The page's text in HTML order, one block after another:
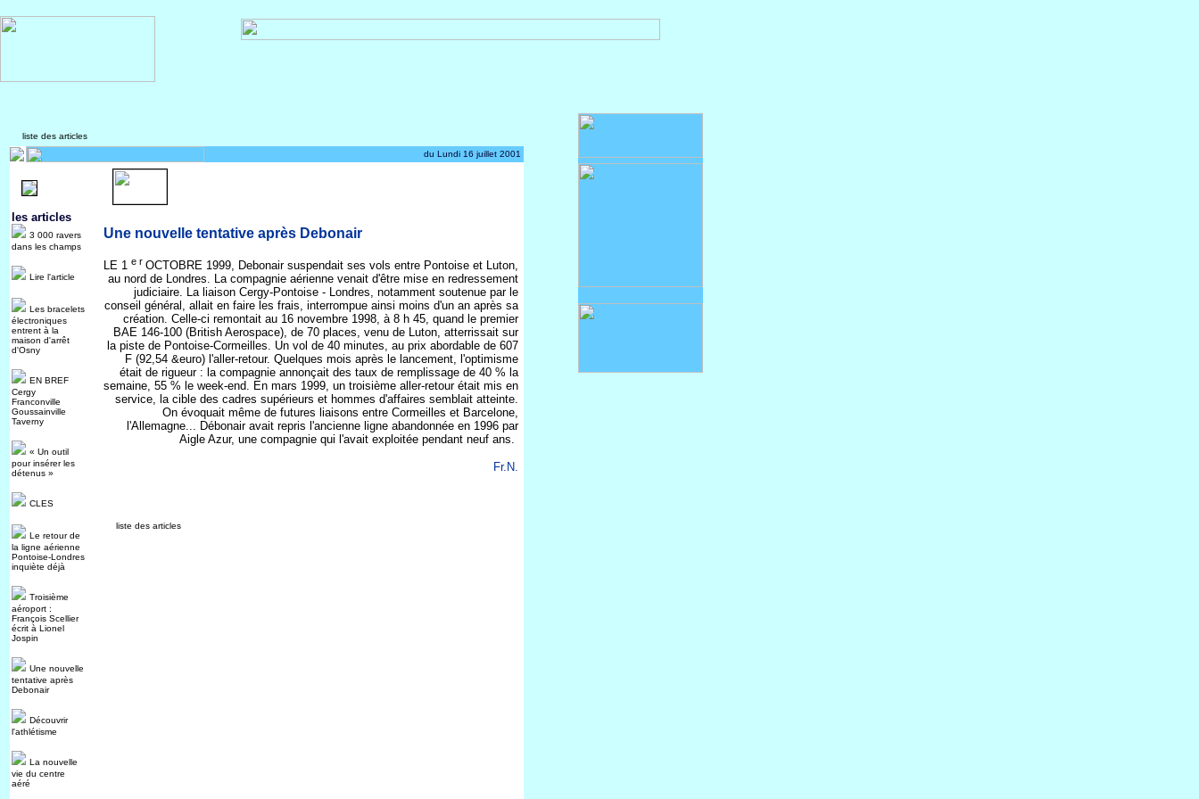
liste des articles
du Lundi 16 juillet 2001
les articles
3 000 ravers
dans les champs
Lire l'article
Les bracelets
électroniques
entrent à la
maison d'arrêt
d'Osny
EN BREF
Cergy
Franconville
Goussainville
Taverny
« Un outil
pour insérer les
détenus »
CLES
Le retour de
la ligne aérienne
Pontoise-Londres
inquiète déjà
Troisième
aéroport :
François Scellier
écrit à Lionel
Jospin
Une nouvelle
tentative après
Debonair
Découvrir
l'athlétisme
La nouvelle
vie du centre
aéré
Une nouvelle tentative après Debonair
LE 1 e r OCTOBRE 1999, Debonair suspendait ses vols entre Pontoise et Luton,
au nord de Londres. La compagnie aérienne venait d'être mise en redressement
judiciaire. La liaison Cergy-Pontoise - Londres, notamment soutenue par le
conseil général, allait en faire les frais, interrompue ainsi moins d'un an après sa
création. Celle-ci remontait au 16 novembre 1998, à 8 h 45, quand le premier
BAE 146-100 (British Aerospace), de 70 places, venu de Luton, atterrissait sur
la piste de Pontoise-Cormeilles. Un vol de 40 minutes, au prix abordable de 607
F (92,54 &euro) l'aller-retour. Quelques mois après le lancement, l'optimisme
était de rigueur : la compagnie annonçait des taux de remplissage de 40 % la
semaine, 55 % le week-end. En mars 1999, un troisième aller-retour était mis en
service, la cible des cadres supérieurs et hommes d'affaires semblait atteinte.
On évoquait même de futures liaisons entre Cormeilles et Barcelone,
l'Allemagne... Débonair avait repris l'ancienne ligne abandonnée en 1996 par
Aigle Azur, une compagnie qui l'avait exploitée pendant neuf ans.
Fr.N.
liste des articles